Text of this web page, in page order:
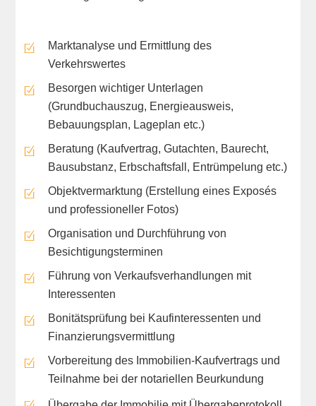
Marktanalyse und Ermittlung des
Verkehrswertes
Besorgen wichtiger Unterlagen
(Grundbuchauszug, Energieausweis,
Bebauungsplan, Lageplan etc.)
Beratung (Kaufvertrag, Gutachten, Baurecht,
Bausubstanz, Erbschaftsfall, Entrümpelung etc.)
Objektvermarktung (Erstellung eines Exposés
und professioneller Fotos)
Organisation und Durchführung von
Besichtigungsterminen
Führung von Verkaufsverhandlungen mit
Interessenten
Bonitätsprüfung bei Kaufinteressenten und
Finanzierungsvermittlung
Vorbereitung des Immobilien-Kaufvertrags und
Teilnahme bei der notariellen Beurkundung